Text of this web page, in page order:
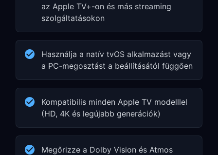
az Apple TV+-on és más streaming
szolgáltatásokon
Használja a natív tvOS alkalmazást vagy
a PC-megosztást a beállításától függően
Kompatibilis minden Apple TV modelllel
(HD, 4K és legújabb generációk)
Megőrizze a Dolby Vision és Atmos